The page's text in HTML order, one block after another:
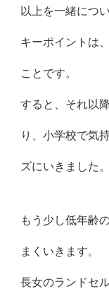
以上を一緒につ
キーポイントは
ことです。
すると、それ以
り、小学校で気
ズにいきました。
もう少し低年齢
まくいきます。
長女のランドセ